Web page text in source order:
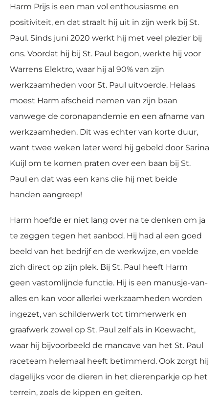
Harm Prijs is een man vol enthousiasme en
positiviteit, en dat straalt hij uit in zijn werk bij St.
Paul. Sinds juni 2020 werkt hij met veel plezier bij
ons. Voordat hij bij St. Paul begon, werkte hij voor
Warrens Elektro, waar hij al 90% van zijn
werkzaamheden voor St. Paul uitvoerde. Helaas
moest Harm afscheid nemen van zijn baan
vanwege de coronapandemie en een afname van
werkzaamheden. Dit was echter van korte duur,
want twee weken later werd hij gebeld door Sarina
Kuijl om te komen praten over een baan bij St.
Paul en dat was een kans die hij met beide
handen aangreep!
Harm hoefde er niet lang over na te denken om ja
te zeggen tegen het aanbod. Hij had al een goed
beeld van het bedrijf en de werkwijze, en voelde
zich direct op zijn plek. Bij St. Paul heeft Harm
geen vastomlijnde functie. Hij is een manusje-van-
alles en kan voor allerlei werkzaamheden worden
ingezet, van schilderwerk tot timmerwerk en
graafwerk zowel op St. Paul zelf als in Koewacht,
waar hij bijvoorbeeld de mancave van het St. Paul
raceteam helemaal heeft betimmerd. Ook zorgt hij
dagelijks voor de dieren in het dierenparkje op het
terrein, zoals de kippen en geiten.